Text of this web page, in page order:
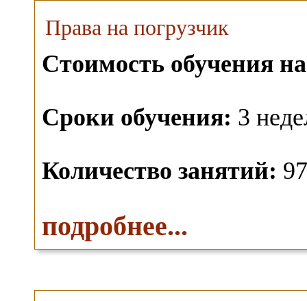
Права на погрузчик
Стоимость обучения
Сроки обучения: 3
Количество занятий:
подробнее...